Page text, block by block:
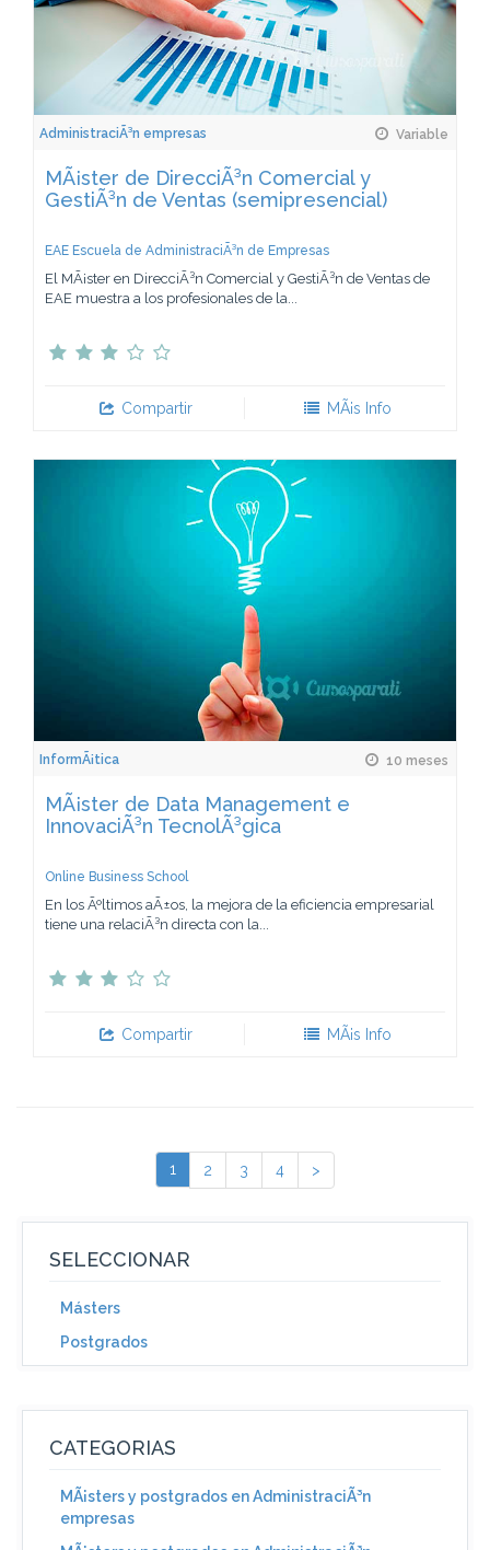
AdministraciÃ³n empresas Variable
MÃ¡ster de DirecciÃ³n Comercial y
GestiÃ³n de Ventas (semipresencial)
EAE Escuela de AdministraciÃ³n de Empresas
El MÃ¡ster en DirecciÃ³n Comercial y GestiÃ³n de Ventas de
EAE muestra a los profesionales de la...
Compartir MÃ¡s Info
InformÃ¡tica 10 meses
MÃ¡ster de Data Management e
InnovaciÃ³n TecnolÃ³gica
Online Business School
En los Ãºltimos aÃ±os, la mejora de la eficiencia empresarial
tiene una relaciÃ³n directa con la...
Compartir MÃ¡s Info
1 2 3 4 >
SELECCIONAR
Másters
Postgrados
CATEGORIAS
MÃ¡sters y postgrados en AdministraciÃ³n
empresas